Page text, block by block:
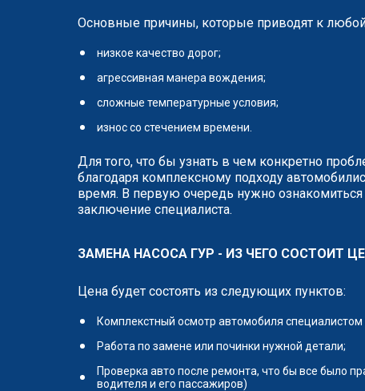
Основные причины, которые приводят к
низкое качество дорог;
агрессивная манера вождения;
сложные температурные условия;
износ со стечением времени.
Для того, что бы узнать в чем конкретно
благодаря комплексному подходу
время. В первую очередь нужно
заключение специалиста.
ЗАМЕНА НАСОСА ГУР - ИЗ ЧЕГО СОСТОИТ
Цена будет состоять из следующих пунктов:
Комплекстный осмотр автомобиля
Работа по замене или починки нужной детали;
Проверка авто после ремонта, что бы все было
водителя и его пассажиров)